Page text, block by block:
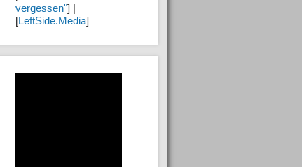
vergessen"] |
[LeftSide.Media]